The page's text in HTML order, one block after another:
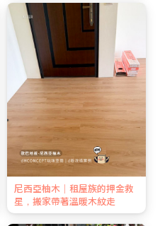
尼西亞柚木｜租屋族的押金救
星，搬家帶著溫暖木紋走